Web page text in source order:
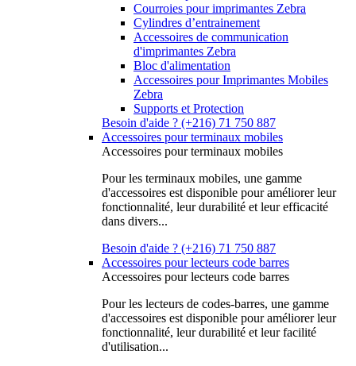
Courroies pour imprimantes Zebra
Cylindres d’entrainement
Accessoires de communication
d'imprimantes Zebra
Bloc d'alimentation
Accessoires pour Imprimantes Mobiles
Zebra
Supports et Protection
Besoin d'aide ? (+216) 71 750 887
Accessoires pour terminaux mobiles
Accessoires pour terminaux mobiles
Pour les terminaux mobiles, une gamme
d'accessoires est disponible pour améliorer leur
fonctionnalité, leur durabilité et leur efficacité
dans divers...
Besoin d'aide ? (+216) 71 750 887
Accessoires pour lecteurs code barres
Accessoires pour lecteurs code barres
Pour les lecteurs de codes-barres, une gamme
d'accessoires est disponible pour améliorer leur
fonctionnalité, leur durabilité et leur facilité
d'utilisation...